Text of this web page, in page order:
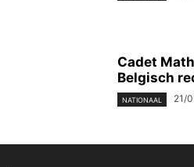
Cadet
Belgisch
NATIONAAL 21/